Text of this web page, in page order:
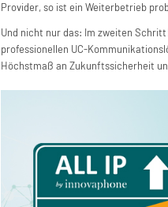
Provider, so ist ein Weiterbetrieb
Und nicht nur das: Im zweiten
professionellen UC-
Höchstmaß an Zukunftssicherheit